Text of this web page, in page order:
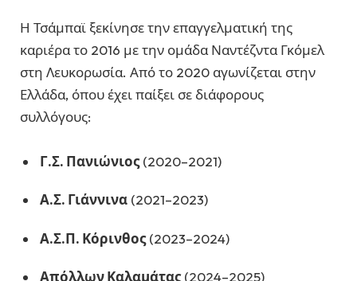
Η Τσάμπαϊ ξεκίνησε την επαγγελματική της
καριέρα το 2016 με την ομάδα Ναντέζντα Γκόμελ
στη Λευκορωσία. Από το 2020 αγωνίζεται στην
Ελλάδα, όπου έχει παίξει σε διάφορους
συλλόγους:
Γ.Σ. Πανιώνιος(2020–2021)
Α.Σ. Γιάννινα (2021–2023)
Α.Σ.Π. Κόρινθος(2023–2024)
Απόλλων Καλαμάτας(2024–2025)